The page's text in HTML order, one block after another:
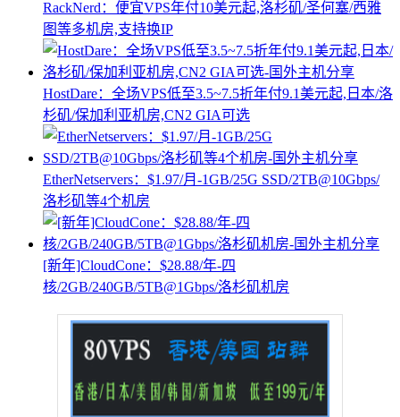
RackNerd：便宜VPS年付10美元起,洛杉矶/圣何塞/西雅
图等多机房,支持换IP
HostDare：全场VPS低至3.5~7.5折年付9.1美元起,日本/洛
杉矶/保加利亚机房,CN2 GIA可选
EtherNetservers：$1.97/月-1GB/25G SSD/2TB@10Gbps/
洛杉矶等4个机房
[新年]CloudCone：$28.88/年-四
核/2GB/240GB/5TB@1Gbps/洛杉矶机房